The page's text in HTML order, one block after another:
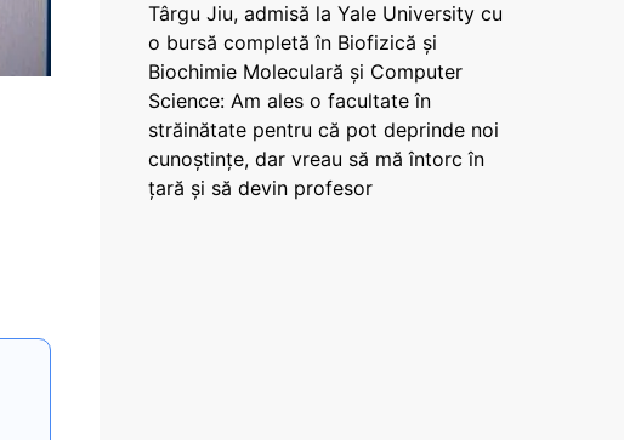
Târgu Jiu, admisă la Yale University cu
o bursă completă în Biofizică și
Biochimie Moleculară și Computer
Science: Am ales o facultate în
străinătate pentru că pot deprinde noi
cunoștințe, dar vreau să mă întorc în
țară și să devin profesor